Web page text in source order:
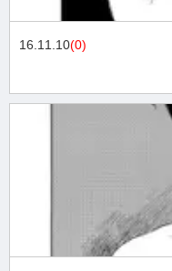
16.11.10(0)